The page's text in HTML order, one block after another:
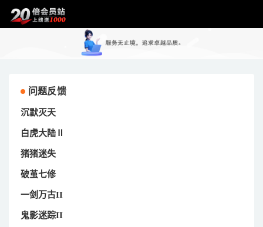
问题反馈
沉默灭天
白虎大陆Ⅱ
猪猪迷失
破茧七修
一剑万古II
鬼影迷踪II